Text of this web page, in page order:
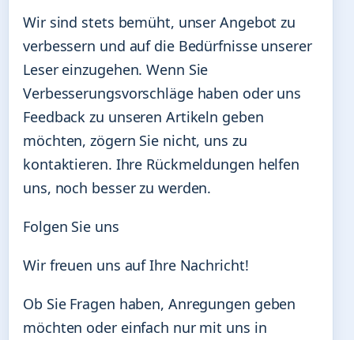
Wir sind stets bemüht, unser Angebot zu
verbessern und auf die Bedürfnisse unserer
Leser einzugehen. Wenn Sie
Verbesserungsvorschläge haben oder uns
Feedback zu unseren Artikeln geben
möchten, zögern Sie nicht, uns zu
kontaktieren. Ihre Rückmeldungen helfen
uns, noch besser zu werden.
Folgen Sie uns
Wir freuen uns auf Ihre Nachricht!
Ob Sie Fragen haben, Anregungen geben
möchten oder einfach nur mit uns in